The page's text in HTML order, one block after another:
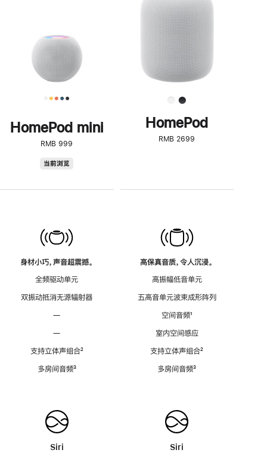
HomePod mini
RMB 999
当前浏览
身材小巧，声音超震撼。
全频驱动单元
双振动抵消无源辐射器
—
—
支持立体声组合脚
²
多房间音频脚
³
Siri
了
解
HomePod<
HomePod
RMB 2699
高保真音质，令人沉浸。
高振幅低音单元
五高音单元波束成形阵列
空间音频脚
¹
室内空间感应
支持立体声组合脚
²
多房间音频脚
³
Siri